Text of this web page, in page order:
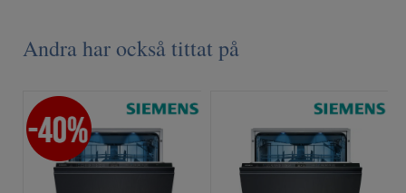
Andra har också tittat på